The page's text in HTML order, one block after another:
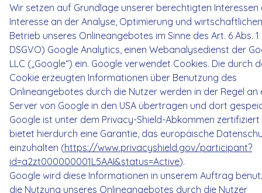
Wir setzen auf Grundlage unserer berechtigten Interessen
Interesse an der Analyse, Optimierung und
Betrieb unseres Onlineangebotes im Sinne des Art. 6 Abs. 1
DSGVO) Google Analytics, einen Webanalysedienst der
LLC („Google“) ein. Google verwendet Cookies. Die durch
Cookie erzeugten Informationen über Benutzung des
Onlineangebotes durch die Nutzer werden in der Regel an
Server von Google in den USA übertragen und dort
Google ist unter dem Privacy-Shield-Abkommen zertifiziert
bietet hierdurch eine Garantie, das europäische
einzuhalten (https://www.privacyshield.gov/participant?
id=a2zt000000001L5AAI&status=Active).
Google wird diese Informationen in unserem Auftrag
die Nutzung unseres Onlineangebotes durch die Nutzer